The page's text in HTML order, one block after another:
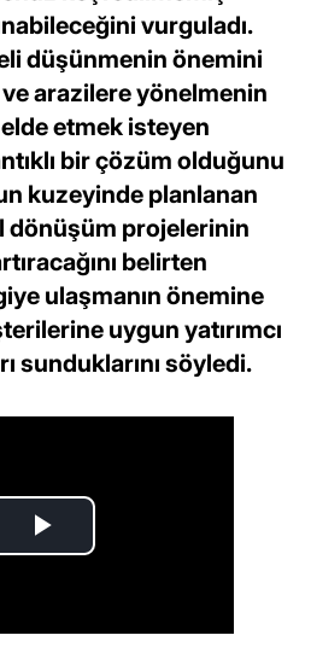
vurguladı.
düşünmenin önemini
arazilere yönelmenin
etmek isteyen
bir çözüm olduğunu
kuzeyinde planlanan
dönüşüm projelerinin
belirten
ulaşmanın önemine
uygun yatırımcı
sunduklarını söyledi.